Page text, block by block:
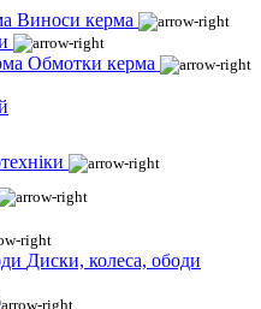
Виноси керма
Обмотки керма
Диски, колеса, ободи